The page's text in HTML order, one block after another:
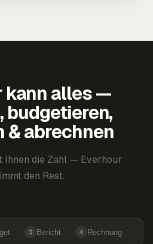
kann alles —
budgetieren,
& abrechnen
Ihnen die Zahl — Everhour
den Rest.
3 Bericht 4 Rechnung